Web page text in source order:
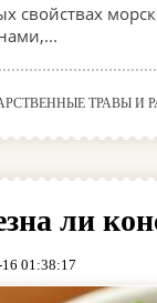
свойствах
ТРАВЫ И
ли
01:38:17